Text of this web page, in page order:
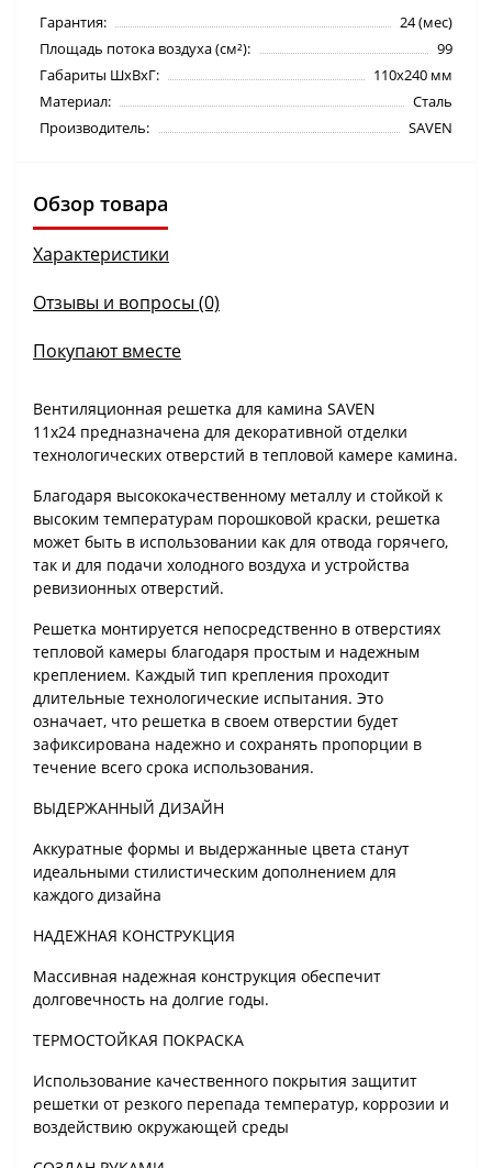
Гарантия:
24 (мес)
Площадь потока воздуха (см²):
99
Габариты ШхВхГ:
110х240 мм
Материал:
Сталь
Производитель:
SAVEN
Обзор товара
Характеристики
Отзывы и вопросы (0)
Покупают вместе
Вентиляционная решетка для камина SAVEN
11х24 предназначена для декоративной отделки
технологических отверстий в тепловой камере камина.
Благодаря высококачественному металлу и стойкой к
высоким температурам порошковой краски, решетка
может быть в использовании как для отвода горячего,
так и для подачи холодного воздуха и устройства
ревизионных отверстий.
Решетка монтируется непосредственно в отверстиях
тепловой камеры благодаря простым и надежным
креплением. Каждый тип крепления проходит
длительные технологические испытания. Это
означает, что решетка в своем отверстии будет
зафиксирована надежно и сохранять пропорции в
течение всего срока использования.
ВЫДЕРЖАННЫЙ ДИЗАЙН
Аккуратные формы и выдержанные цвета станут
идеальными стилистическим дополнением для
каждого дизайна
НАДЕЖНАЯ КОНСТРУКЦИЯ
Массивная надежная конструкция обеспечит
долговечность на долгие годы.
ТЕРМОСТОЙКАЯ ПОКРАСКА
Использование качественного покрытия защитит
решетки от резкого перепада температур, коррозии и
воздействию окружающей среды